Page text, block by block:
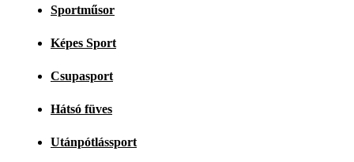
Sportműsor
Képes Sport
Csupasport
Hátsó füves
Utánpótlássport